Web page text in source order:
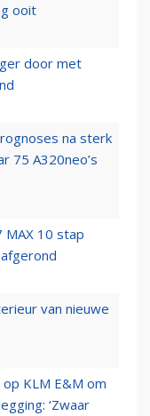
ooit
door met
na sterk
75 A320neo’s
MAX 10 stap
van nieuwe
KLM E&M om
‘Zwaar